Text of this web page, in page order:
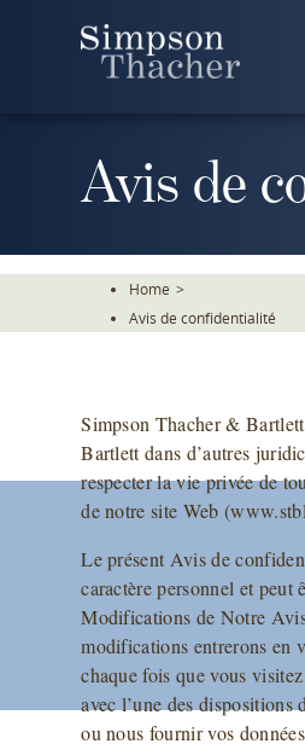
Avis de
Home >
Avis de confidentialité
Simpson Thacher &
Bartlett dans d’autres
respecter la vie privée de
de notre site Web
Le présent Avis de
caractère personnel et
Modifications de Notre
modifications entrerons en
chaque fois que vous
avec l’une des
ou nous fournir vos